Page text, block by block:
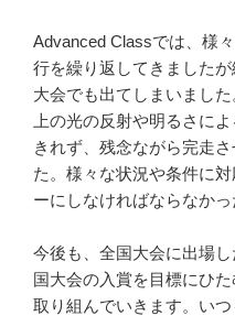
Advanced Classでは、様
行を繰り返してきました
大会でも出てしまいまし
上の光の反射や明るさに
きれず、残念ながら完走
た。様々な状況や条件に
ーにしなければならなかっ
今後も、全国大会に出場
国大会の入賞を目標にひ
取り組んでいきます。い